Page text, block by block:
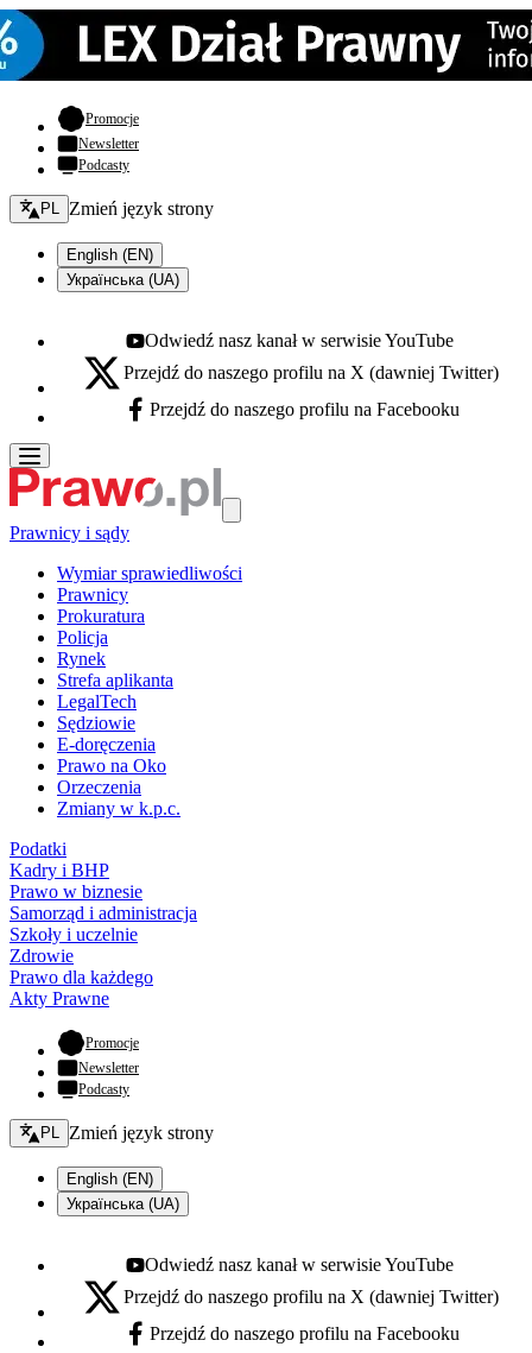
Promocje- otwiera się w nowej karcie
Newsletter
Podcasty
Zmień język - bieżący:
PL Zmień język strony
English (EN)
Українська (UA)
Youtube - otwiera się w nowej karcie
Odwiedź nasz kanał w serwisie YouTube
X - otwiera się w nowej karcie
Przejdź do naszego profilu na X (dawniej Twitter)
Facebook - otwiera się w nowej karcie
Przejdź do naszego profilu na Facebooku
Prawnicy i sądy
Wymiar sprawiedliwości
Prawnicy
Prokuratura
Policja
Rynek
Strefa aplikanta
LegalTech
Sędziowie
E-doręczenia
Prawo na Oko
Orzeczenia
Zmiany w k.p.c.
Podatki
Kadry i BHP
Prawo w biznesie
Samorząd i administracja
Szkoły i uczelnie
Zdrowie
Prawo dla każdego
Akty Prawne
Promocje- otwiera się w nowej karcie
Newsletter
Podcasty
Zmień język - bieżący:
PL Zmień język strony
English (EN)
Українська (UA)
Youtube - otwiera się w nowej karcie
Odwiedź nasz kanał w serwisie YouTube
X - otwiera się w nowej karcie
Przejdź do naszego profilu na X (dawniej Twitter)
Facebook - otwiera się w nowej karcie
Przejdź do naszego profilu na Facebooku